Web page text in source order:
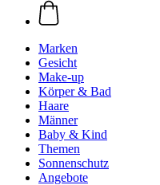
Marken
Gesicht
Make-up
Körper & Bad
Haare
Männer
Baby & Kind
Themen
Sonnenschutz
Angebote